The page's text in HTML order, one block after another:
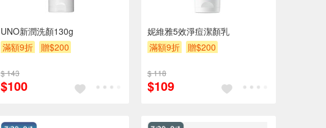
UNO新潤洗顏130g
滿額9折
贈$200
$ 143
$100
妮維雅5效淨痘潔顏乳
滿額9折
贈$200
$ 118
$109